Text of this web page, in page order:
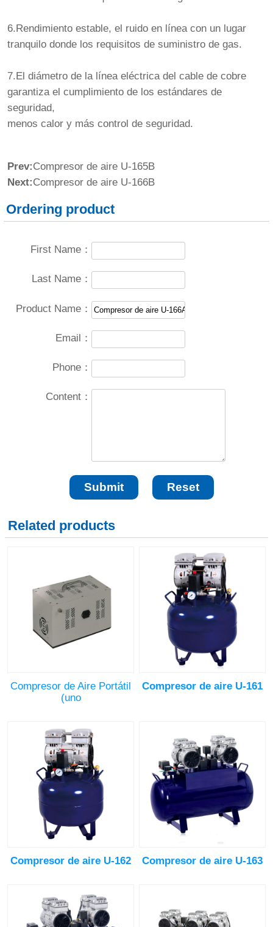
6.Rendimiento estable, el ruido en línea con un lugar
tranquilo donde los requisitos de suministro de gas.
7.El diámetro de la línea eléctrica del cable de cobre
garantiza el cumplimiento de los estándares de
seguridad,
menos calor y más control de seguridad.
Prev:Compresor de aire U-165B
Next:Compresor de aire U-166B
Ordering product
First Name：
Last Name：
Product Name：
Email：
Phone：
Content：
Related products
Compresor de Aire Portátil
(uno
Compresor de aire U-161
Compresor de aire U-162 Compresor de aire U-163